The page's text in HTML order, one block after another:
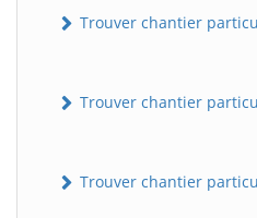
Trouver chantier
Trouver chantier
Trouver chantier